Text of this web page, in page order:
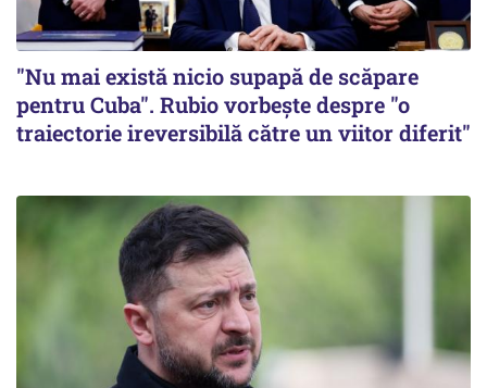
"Nu mai există nicio supapă de scăpare
pentru Cuba". Rubio vorbește despre "o
traiectorie ireversibilă către un viitor diferit"